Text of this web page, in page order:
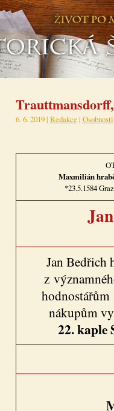
6. 6. 2019 | Redakce | Osobnosti
Maxmilián
*23.5.1584
Jan Bedřich
z
nákupům
22. kaple